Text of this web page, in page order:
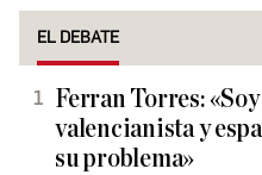
EL DEBATE
Ferran Torres:
valencianista y
su problema»